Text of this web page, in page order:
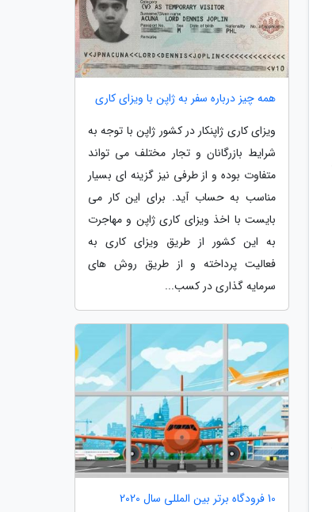
همه چیز درباره سفر به ژاپن با ویزای کاری
ویزای کاری ژاپنکار در کشور ژاپن با توجه به
شرایط بازرگانان و تجار مختلف می تواند
متفاوت بوده و از طرفی نیز گزینه ای بسیار
مناسب به حساب آید. برای این کار می
بایست با اخذ ویزای کاری ژاپن و مهاجرت
به این کشور از طریق ویزای کاری به
فعالیت پرداخته و از طریق روش های
سرمایه گذاری در کسب...
10 فرودگاه برتر بین المللی سال 2020